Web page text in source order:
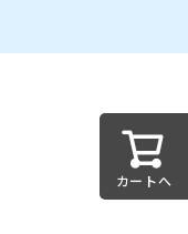
カートへ